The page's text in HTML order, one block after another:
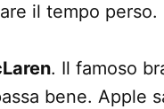
il tempo perso.
. Il famoso
bene. Apple